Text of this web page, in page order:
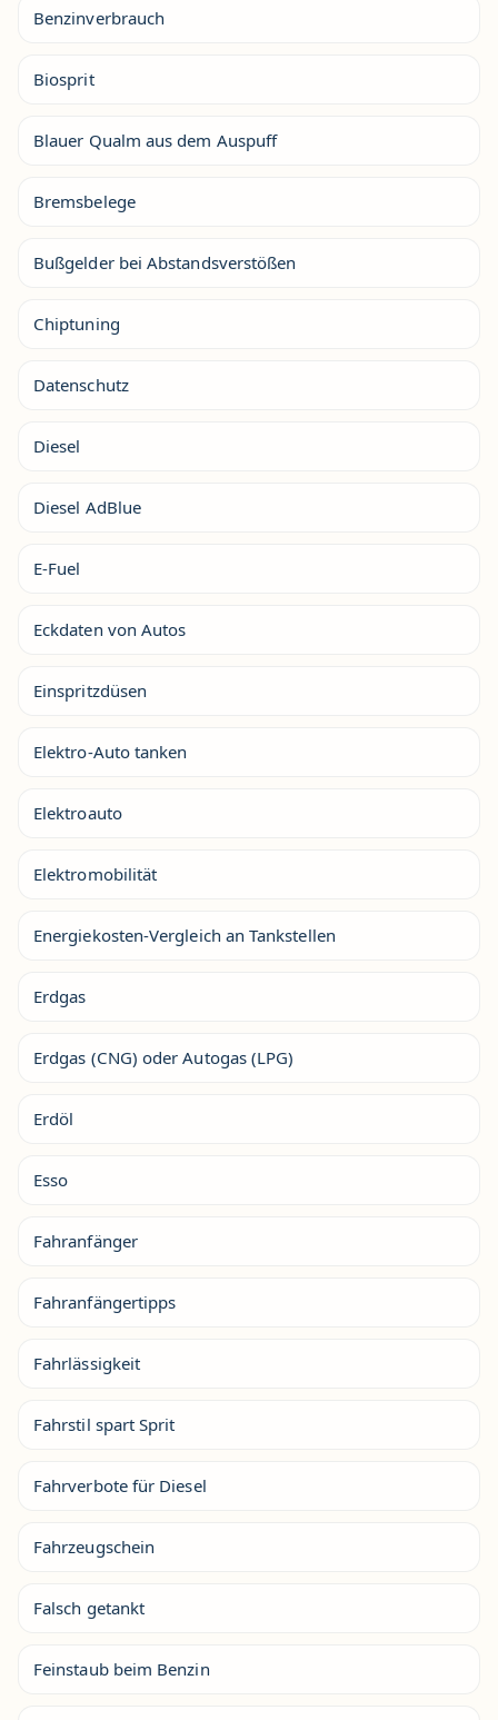
Benzinverbrauch
Biosprit
Blauer Qualm aus dem Auspuff
Bremsbelege
Bußgelder bei Abstandsverstößen
Chiptuning
Datenschutz
Diesel
Diesel AdBlue
E-Fuel
Eckdaten von Autos
Einspritzdüsen
Elektro-Auto tanken
Elektroauto
Elektromobilität
Energiekosten-Vergleich an Tankstellen
Erdgas
Erdgas (CNG) oder Autogas (LPG)
Erdöl
Esso
Fahranfänger
Fahranfängertipps
Fahrlässigkeit
Fahrstil spart Sprit
Fahrverbote für Diesel
Fahrzeugschein
Falsch getankt
Feinstaub beim Benzin